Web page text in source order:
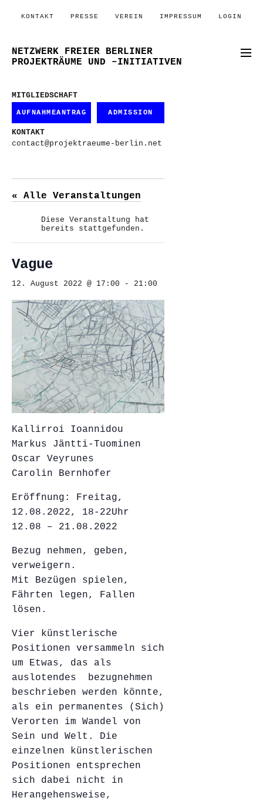
KONTAKT PRESSE VEREIN IMPRESSUM LOGIN
NETZWERK FREIER BERLINER
PROJEKTRÄUME UND –INITIATIVEN
MITGLIEDSCHAFT
AUFNAHMEANTRAG ADMISSION
KONTAKT
contact@projektraeume-berlin.net
« Alle Veranstaltungen
Diese Veranstaltung hat
bereits stattgefunden.
Vague
12. August 2022 @ 17:00 - 21:00
Kallirroi Ioannidou
Markus Jäntti-Tuominen
Oscar Veyrunes
Carolin Bernhofer
Eröffnung: Freitag,
12.08.2022, 18-22Uhr
12.08 – 21.08.2022
Bezug nehmen, geben,
verweigern.
Mit Bezügen spielen,
Fährten legen, Fallen
lösen.
Vier künstlerische
Positionen versammeln sich
um Etwas, das als
auslotendes bezugnehmen
beschrieben werden könnte,
als ein permanentes (Sich)
Verorten im Wandel von
Sein und Welt. Die
einzelnen künstlerischen
Positionen entsprechen
sich dabei nicht in
Herangehensweise,